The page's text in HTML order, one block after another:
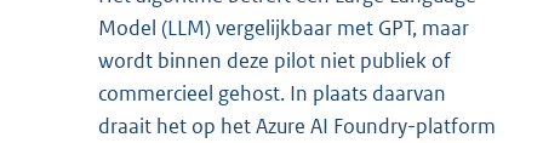
Model (LLM) vergelijkbaar met GPT, maar
wordt binnen deze pilot niet publiek of
commercieel gehost. In plaats daarvan
draait het op het Azure AI Foundry-platform